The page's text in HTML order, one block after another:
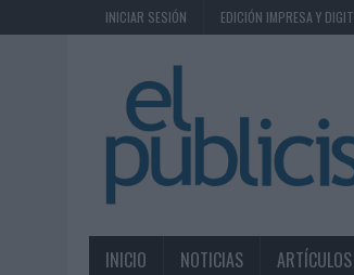
INICIAR SESIÓN EDICIÓN IMPRESA Y
INICIO NOTICIAS ARTÍCULOS